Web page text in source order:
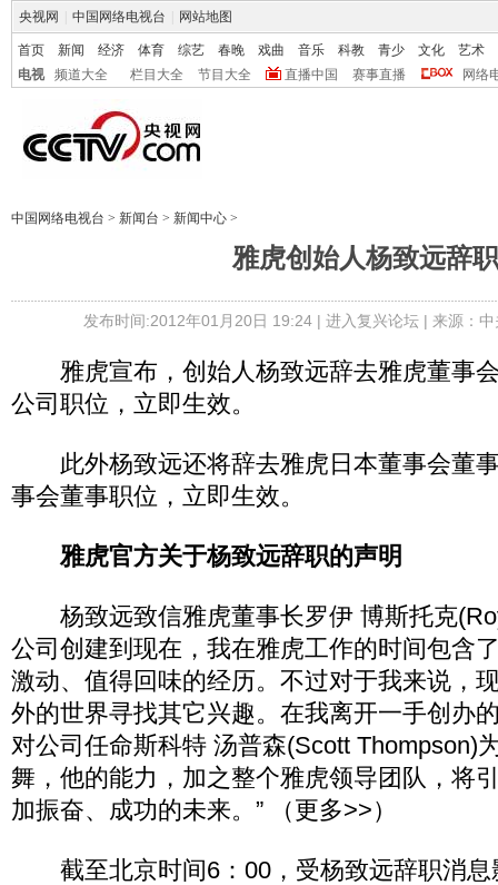
央视网 中国网络电视台 网站地图
首页 新闻 经济 体育 综艺 春晚 戏曲 音乐 科教 青少 文化
艺术
电视
频道大全 栏目大全 节目大全 直播中国 赛事直播 网络
中国网络电视台 > 新闻台 > 新闻中心 >
雅虎创始人杨致远辞职
发布时间:2012年01月20日 19:24 | 进入复兴论坛| 来源：
雅虎宣布，创始人杨致远辞去雅虎董事
公司职位，立即生效。
此外杨致远还将辞去雅虎日本董事会董
事会董事职位，立即生效。
雅虎官方关于杨致远辞职的声明
杨致远致信雅虎董事长罗伊 博斯托克
公司创建到现在，我在雅虎工作的时间包含
激动、值得回味的经历。不过对于我来说，
外的世界寻找其它兴趣。在我离开一手创办
对公司任命斯科特 汤普森(Scott Thompson)
舞，他的能力，加之整个雅虎领导团队，将
加振奋、成功的未来。” （更多>>）
截至北京时间6：00，受杨致远辞职消息